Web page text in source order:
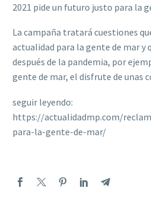
2021 pide un futuro justo para la
La campaña tratará cuestiones
actualidad para la gente de mar y
después de la pandemia, por
gente de mar, el disfrute de unas
seguir leyendo:
https://actualidadmp.com/
para-la-gente-de-mar/